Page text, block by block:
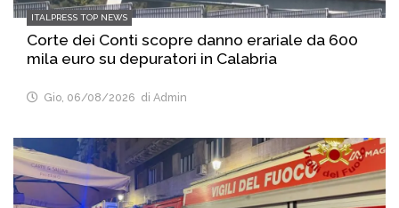
ITALPRESS TOP NEWS
Corte dei Conti scopre danno erariale da 600
mila euro su depuratori in Calabria
Gio, 06/08/2026 di Admin